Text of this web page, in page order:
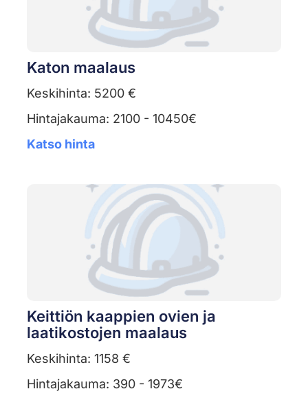
Katon maalaus
Keskihinta: 5200 €
Hintajakauma: 2100 - 10450€
Katso hinta
Keittiön kaappien ovien ja
laatikostojen maalaus
Keskihinta: 1158 €
Hintajakauma: 390 - 1973€